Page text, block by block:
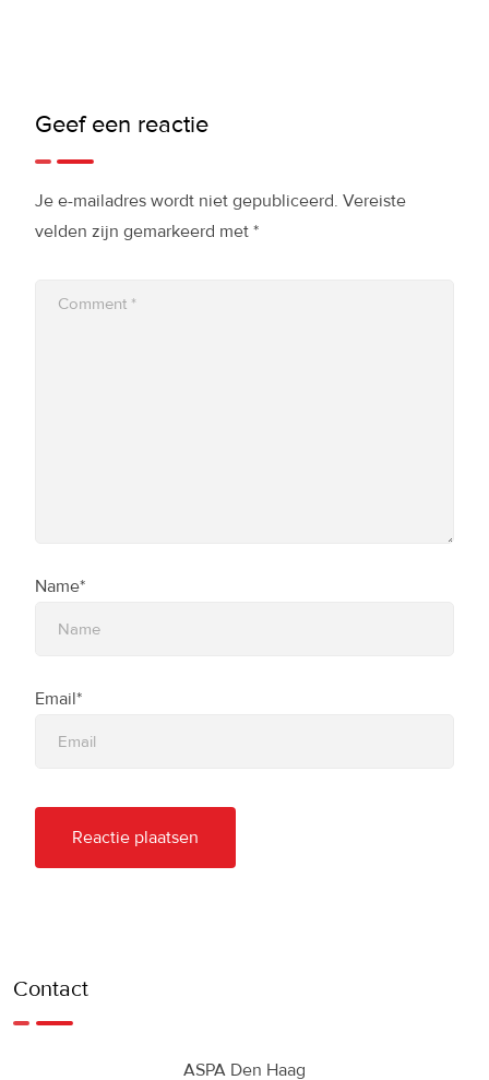
Geef een reactie
Je e-mailadres wordt niet gepubliceerd. Vereiste
velden zijn gemarkeerd met *
Name*
Email*
Contact
ASPA Den Haag